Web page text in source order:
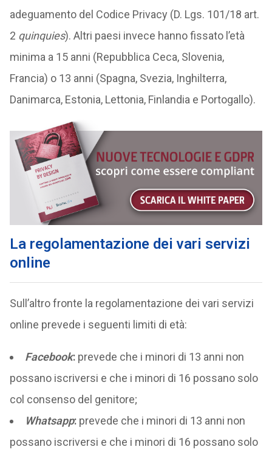
adeguamento del Codice Privacy (D. Lgs. 101/18 art.
2 quinquies). Altri paesi invece hanno fissato l’età
minima a 15 anni (Repubblica Ceca, Slovenia,
Francia) o 13 anni (Spagna, Svezia, Inghilterra,
Danimarca, Estonia, Lettonia, Finlandia e Portogallo).
La regolamentazione dei vari servizi
online
Sull’altro fronte la regolamentazione dei vari servizi
online prevede i seguenti limiti di età:
Facebook: prevede che i minori di 13 anni non
possano iscriversi e che i minori di 16 possano solo
col consenso del genitore;
Whatsapp:prevede che i minori di 13 anni non
possano iscriversi e che i minori di 16 possano solo